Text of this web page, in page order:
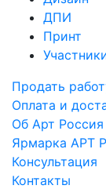
ДПИ
Принт
Продать
Оплата и
Об Арт
Ярмарка АРТ
Консультация
Контакты